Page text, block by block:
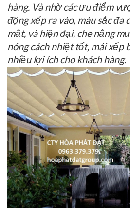
hàng. Và nhờ các ưu điểm
động xếp ra vào, màu sắc đa
mắt, và hiện đại, che nắng
nóng cách nhiệt tốt, mái xếp
nhiều lợi ích cho khách hàng.